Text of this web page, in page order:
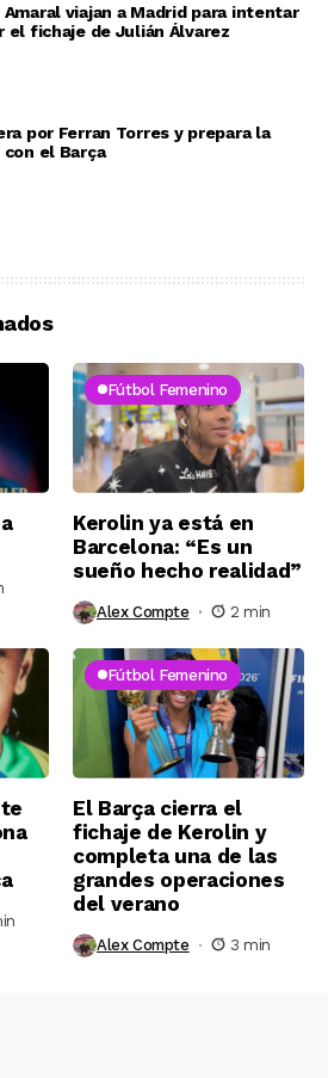
Amaral viajan a Madrid para intentar
el fichaje de Julián Álvarez
por Ferran Torres y prepara la
el Barça
Fútbol Femenino
Kerolin ya está en
Barcelona: “Es un
sueño hecho realidad”
Alex Compte 2 min
Fútbol Femenino
El Barça cierra el
fichaje de Kerolin y
completa una de las
grandes operaciones
del verano
Alex Compte 3 min